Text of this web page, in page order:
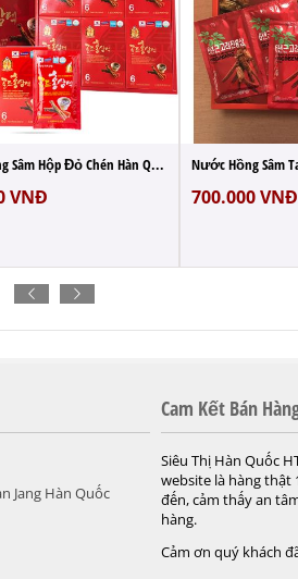
Nước Hồng Sâm Hộp Đỏ Chén Hàn Quốc 70ml ...
VNĐ 700.000VNĐ
Jang Hàn Quốc
Cam Kết Bán
Siêu Thị Hàn Quốc
website là hàng thật
đến, cảm thấy an
hàng.
Cảm ơn quý khách